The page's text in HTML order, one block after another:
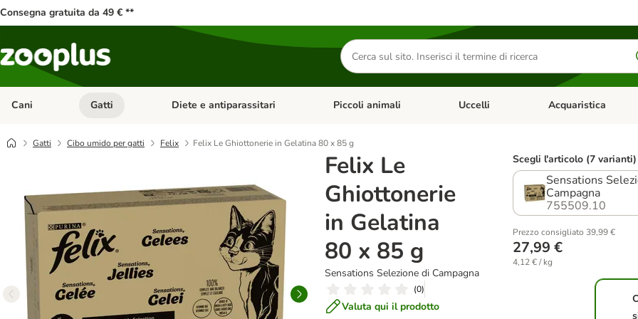
Consegna gratuita da 49 € **
Cerca
prodotti
Cani Apri Menu Categoria: Cani
Gatti Apri Menu Categoria: Gatti
Diete e antiparassitari Apri Menu Categoria: Diete e antiparassitari
Piccoli animali Apri Menu Categoria: Piccoli animali
Uccelli Apri Menu Categoria:
Acquaristica
Gatti Cibo umido per gatti Felix Felix Le Ghiottonerie in Gelatina 80 x 85 g
Felix Le
Ghiottonerie
in Gelatina
80 x 85 g
Sensations Selezione di Campagna
(0)
Valuta qui il prodotto
Scegli l'articolo (7 varianti)
Sensations
Campagna
755509.10
Prezzo consigliato 39,99 €
27,99 €
4,12 € / kg